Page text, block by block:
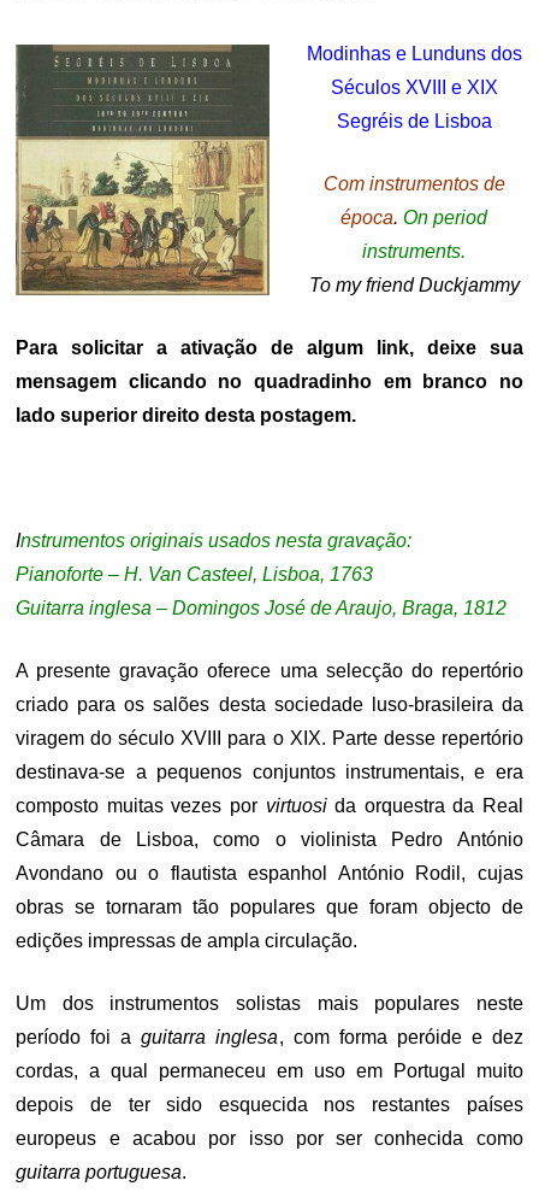
Modinhas e Lunduns dos
Séculos XVIII e XIX
Segréis de Lisboa
Com instrumentos de
época.On period
instruments.
To my friend Duckjammy
Para solicitar a ativação de algum link, deixe sua
mensagem clicando no quadradinho em branco no
lado superior direito desta postagem.
Instrumentos originais usados nesta gravação:
Pianoforte – H. Van Casteel, Lisboa, 1763
Guitarra inglesa – Domingos José de Araujo, Braga, 1812
A presente gravação oferece uma selecção do repertório
criado para os salões desta sociedade luso-brasileira da
viragem do século XVIII para o XIX. Parte desse repertório
destinava-se a pequenos conjuntos instrumentais, e era
composto muitas vezes por virtuosida orquestra da Real
Câmara de Lisboa, como o violinista Pedro António
Avondano ou o flautista espanhol António Rodil, cujas
obras se tornaram tão populares que foram objecto de
edições impressas de ampla circulação.
Um dos instrumentos solistas mais populares neste
período foi aguitarra inglesa, com forma peróide e dez
cordas, a qual permaneceu em uso em Portugal muito
depois de ter sido esquecida nos restantes países
europeus e acabou por isso por ser conhecida como
guitarra portuguesa.